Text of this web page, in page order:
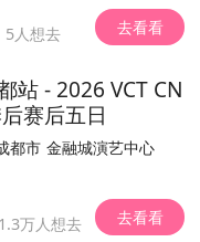
换票
5人想去 去看看
站 - 2026 VCT CN
赛后五日
都市 金融城演艺中心
1.3万人想去 去看看